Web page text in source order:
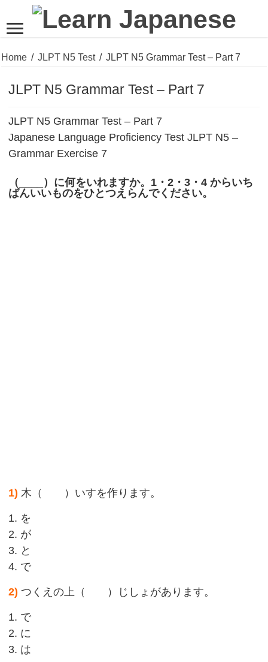
Home / JLPT N5 Test / JLPT N5 Grammar Test – Part 7
JLPT N5 Grammar Test – Part 7
JLPT N5 Grammar Test – Part 7
Japanese Language Proficiency Test JLPT N5 –
Grammar Exercise 7
（____）に何をいれますか。 1 ・2 ・3 ・4 からいち
ばんいいものをひとつえらんでください。
1) 木（ ）いすを作ります。
1. を
2. が
3. と
4. で
2) つくえの上（ ）じしょがあります。
1. で
2. に
3. は